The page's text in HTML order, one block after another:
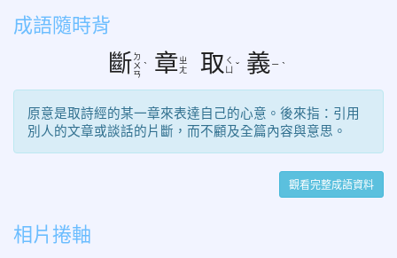
成語隨時背
斷 ㄉ
ㄨ
ㄢ
ˋ 章 ㄓ
ㄤ
取 ㄑ
ㄩ ˇ 義 ㄧ ˋ
原意是取詩經的某一章來表達自己的心意。後來指：引用
別人的文章或談話的片斷，而不顧及全篇內容與意思。
觀看完整成語資料
相片捲軸